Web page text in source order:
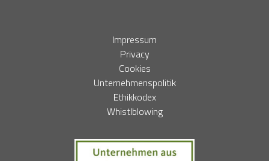
Impressum
Privacy
Cookies
Unternehmenspolitik
Ethikkodex
Whistlblowing